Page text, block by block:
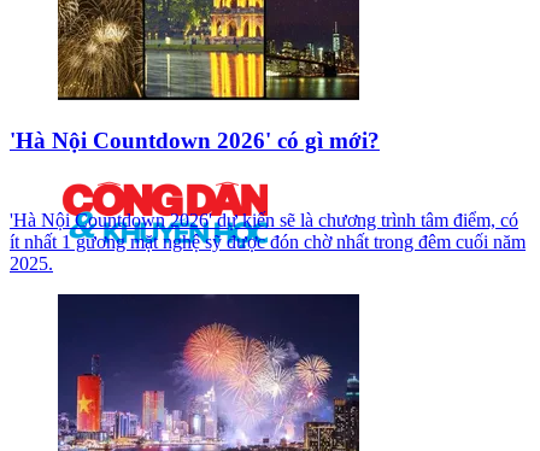
'Hà Nội Countdown 2026' có gì mới?
'Hà Nội Countdown 2026' dự kiến sẽ là chương trình tâm điểm, có
ít nhất 1 gương mặt nghệ sỹ được đón chờ nhất trong đêm cuối năm
2025.